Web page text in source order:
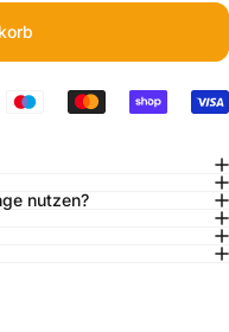
nutzen?